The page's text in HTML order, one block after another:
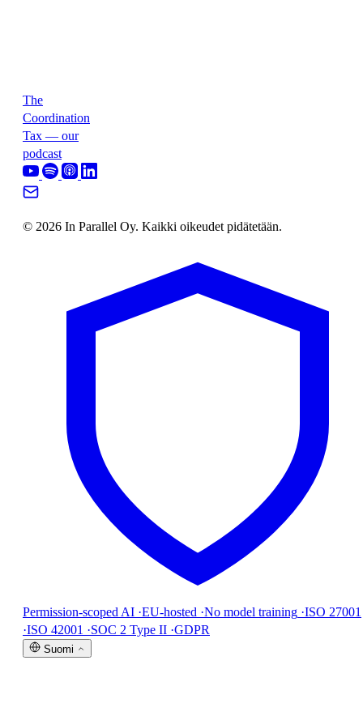
The
Coordination
Tax — our
podcast
© 2026 In Parallel Oy. Kaikki oikeudet pidätetään.
Permission-scoped AI ·EU-hosted ·No model training ·ISO 27001
·ISO 42001 ·SOC 2 Type II ·GDPR
Suomi